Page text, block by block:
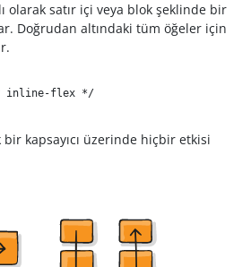
olarak satır içi veya blok şeklinde bir
Doğrudan altındaki tüm öğeler için
inline-flex */
bir kapsayıcı üzerinde hiçbir etkisi